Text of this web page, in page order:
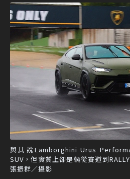
與其說Lamborghini Urus
SUV，但實質上卻是輛從賽道到
張振群／攝影